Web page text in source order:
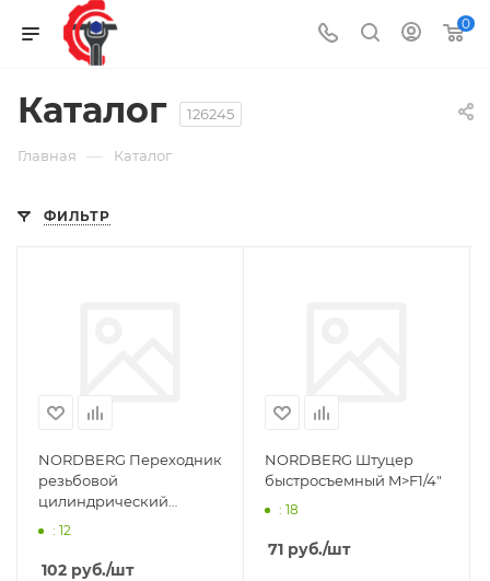
0
Каталог 126245
Главная — Каталог
ФИЛЬТР
NORDBERG Переходник
резьбовой
цилиндрический
M1/2">F1/4"
: 12
102 руб./шт
NORDBERG Штуцер
быстросъемный M>F1/4"
: 18
71 руб./шт